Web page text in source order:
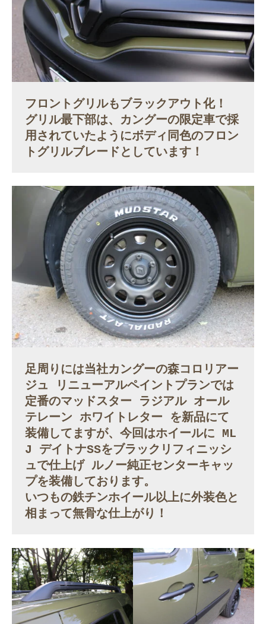
フロントグリルもブラックアウト化！
グリル最下部は、カングーの限定車で採
用されていたようにボディ同色のフロン
トグリルブレードとしています！
足周りには当社カングーの森コロリアー
ジュ リニューアルペイントプランでは
定番のマッドスター ラジアル オール
テレーン ホワイトレター を新品にて
装備してますが、今回はホイールに ML
J デイトナSSをブラックリフィニッシ
ュで仕上げ ルノー純正センターキャッ
プを装備しております。
いつもの鉄チンホイール以上に外装色と
相まって無骨な仕上がり！